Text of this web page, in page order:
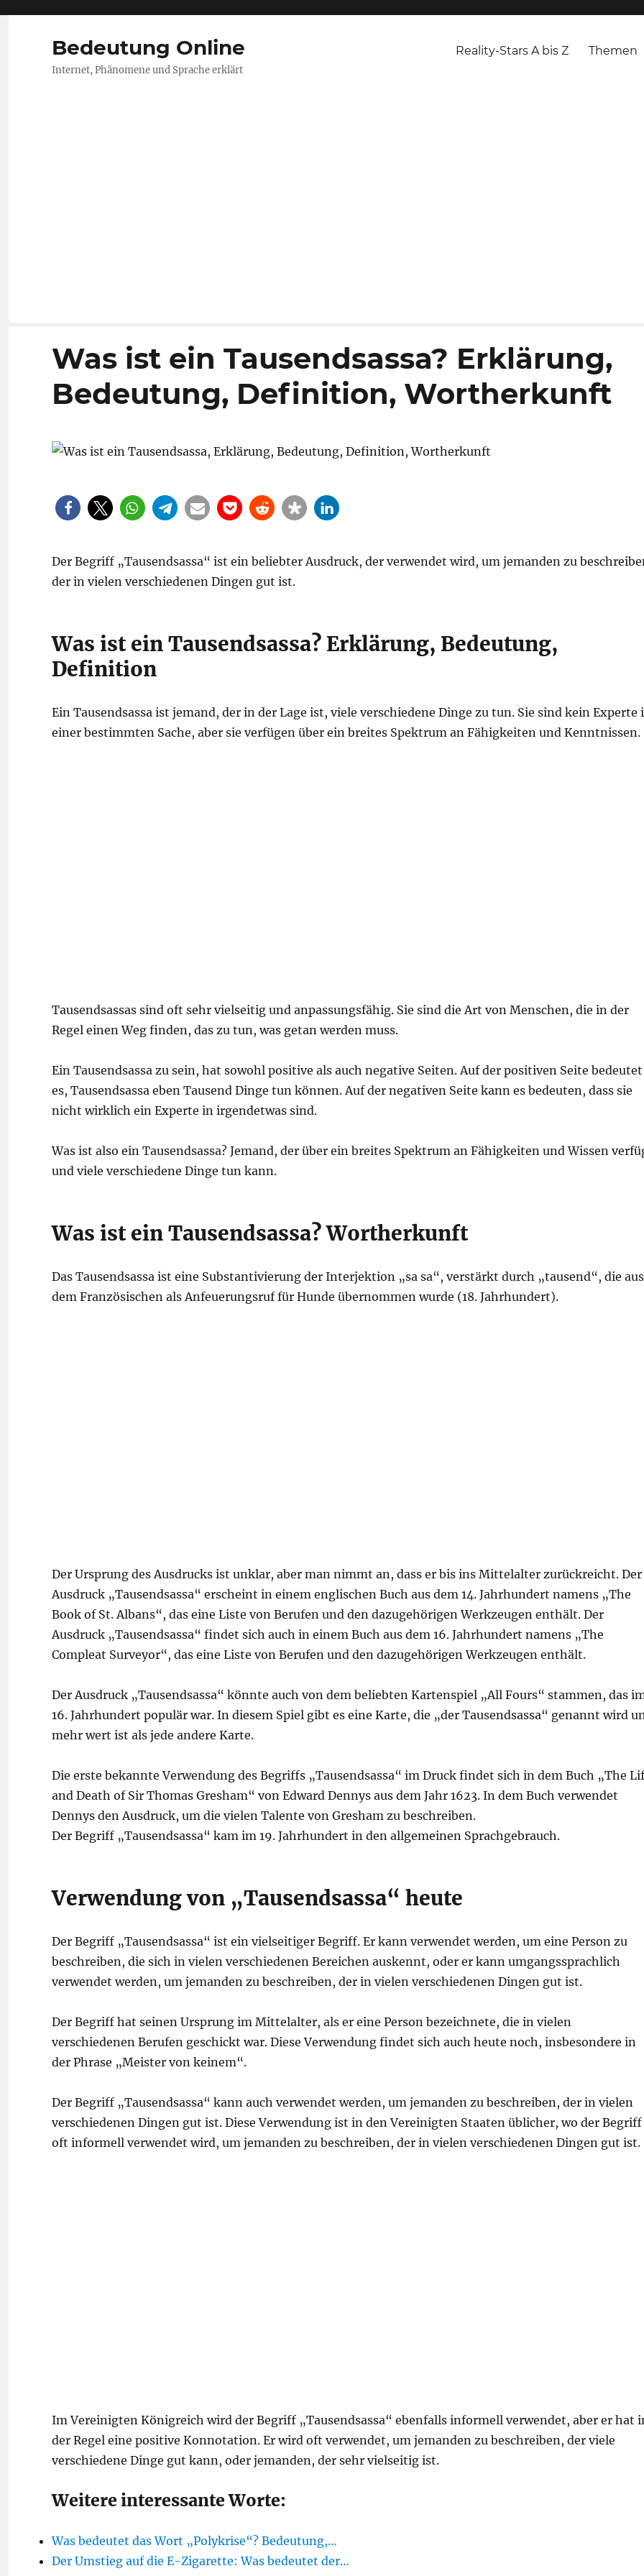
Bedeutung Online
Internet, Phänomene und Sprache erklärt
Reality-Stars A bis Z Themen
Was ist ein Tausendsassa? Erklärung,
Bedeutung, Definition, Wortherkunft
Der Begriff „Tausendsassa“ ist ein beliebter Ausdruck, der verwendet wird, um jemanden zu
der in vielen verschiedenen Dingen gut ist.
Was ist ein Tausendsassa? Erklärung, Bedeutung,
Definition
Ein Tausendsassa ist jemand, der in der Lage ist, viele verschiedene Dinge zu tun. Sie sind kein Experte
einer bestimmten Sache, aber sie verfügen über ein breites Spektrum an Fähigkeiten und Kenntnissen.
Tausendsassas sind oft sehr vielseitig und anpassungsfähig. Sie sind die Art von Menschen, die in der
Regel einen Weg finden, das zu tun, was getan werden muss.
Ein Tausendsassa zu sein, hat sowohl positive als auch negative Seiten. Auf der positiven Seite bedeutet
es, Tausendsassa eben Tausend Dinge tun können. Auf der negativen Seite kann es bedeuten, dass sie
nicht wirklich ein Experte in irgendetwas sind.
Was ist also ein Tausendsassa? Jemand, der über ein breites Spektrum an Fähigkeiten und Wissen
und viele verschiedene Dinge tun kann.
Was ist ein Tausendsassa? Wortherkunft
Das Tausendsassa ist eine Substantivierung der Interjektion „sa sa“, verstärkt durch „tausend“, die aus
dem Französischen als Anfeuerungsruf für Hunde übernommen wurde (18. Jahrhundert).
Der Ursprung des Ausdrucks ist unklar, aber man nimmt an, dass er bis ins Mittelalter zurückreicht. Der
Ausdruck „Tausendsassa“ erscheint in einem englischen Buch aus dem 14. Jahrhundert namens „The
Book of St. Albans“, das eine Liste von Berufen und den dazugehörigen Werkzeugen enthält. Der
Ausdruck „Tausendsassa“ findet sich auch in einem Buch aus dem 16. Jahrhundert namens „The
Compleat Surveyor“, das eine Liste von Berufen und den dazugehörigen Werkzeugen enthält.
Der Ausdruck „Tausendsassa“ könnte auch von dem beliebten Kartenspiel „All Fours“ stammen, das
16. Jahrhundert populär war. In diesem Spiel gibt es eine Karte, die „der Tausendsassa“ genannt wird
mehr wert ist als jede andere Karte.
Die erste bekannte Verwendung des Begriffs „Tausendsassa“ im Druck findet sich in dem Buch „The
and Death of Sir Thomas Gresham“ von Edward Dennys aus dem Jahr 1623. In dem Buch verwendet
Dennys den Ausdruck, um die vielen Talente von Gresham zu beschreiben.
Der Begriff „Tausendsassa“ kam im 19. Jahrhundert in den allgemeinen Sprachgebrauch.
Verwendung von „Tausendsassa“ heute
Der Begriff „Tausendsassa“ ist ein vielseitiger Begriff. Er kann verwendet werden, um eine Person zu
beschreiben, die sich in vielen verschiedenen Bereichen auskennt, oder er kann umgangssprachlich
verwendet werden, um jemanden zu beschreiben, der in vielen verschiedenen Dingen gut ist.
Der Begriff hat seinen Ursprung im Mittelalter, als er eine Person bezeichnete, die in vielen
verschiedenen Berufen geschickt war. Diese Verwendung findet sich auch heute noch, insbesondere in
der Phrase „Meister von keinem“.
Der Begriff „Tausendsassa“ kann auch verwendet werden, um jemanden zu beschreiben, der in vielen
verschiedenen Dingen gut ist. Diese Verwendung ist in den Vereinigten Staaten üblicher, wo der Begriff
oft informell verwendet wird, um jemanden zu beschreiben, der in vielen verschiedenen Dingen gut ist.
Im Vereinigten Königreich wird der Begriff „Tausendsassa“ ebenfalls informell verwendet, aber er hat
der Regel eine positive Konnotation. Er wird oft verwendet, um jemanden zu beschreiben, der viele
verschiedene Dinge gut kann, oder jemanden, der sehr vielseitig ist.
Weitere interessante Worte:
Was bedeutet das Wort „Polykrise“? Bedeutung,…
Der Umstieg auf die E-Zigarette: Was bedeutet der…